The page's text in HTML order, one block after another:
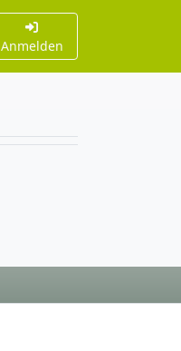
Anmelden